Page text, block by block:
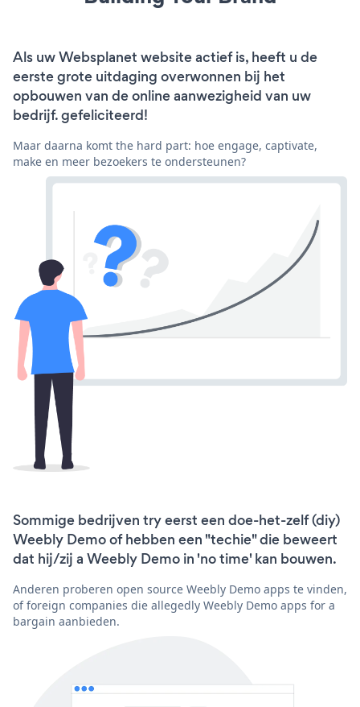
Als uw Websplanet website actief is, heeft u de
eerste grote uitdaging overwonnen bij het
opbouwen van de online aanwezigheid van uw
bedrijf. gefeliciteerd!
Maar daarna komt the hard part: hoe engage, captivate,
make en meer bezoekers te ondersteunen?
Sommige bedrijven try eerst een doe-het-zelf (diy)
Weebly Demo of hebben een "techie" die beweert
dat hij/zij a Weebly Demo in 'no time' kan bouwen.
Anderen proberen open source Weebly Demo apps te vinden,
of foreign companies die allegedly Weebly Demo apps for a
bargain aanbieden.